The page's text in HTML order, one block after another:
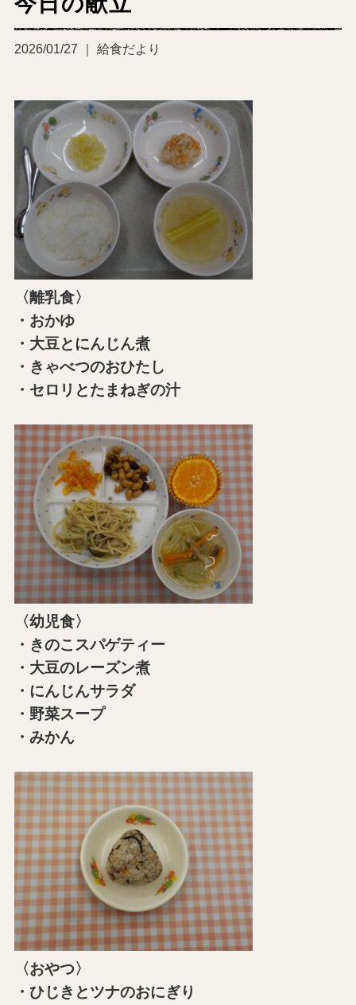
2026/01/27 ｜ 給食だより
〈離乳食〉
・おかゆ
・大豆とにんじん煮
・きゃべつのおひたし
・セロリとたまねぎの汁
〈幼児食〉
・きのこスパゲティー
・大豆のレーズン煮
・にんじんサラダ
・野菜スープ
・みかん
〈おやつ〉
・ひじきとツナのおにぎり